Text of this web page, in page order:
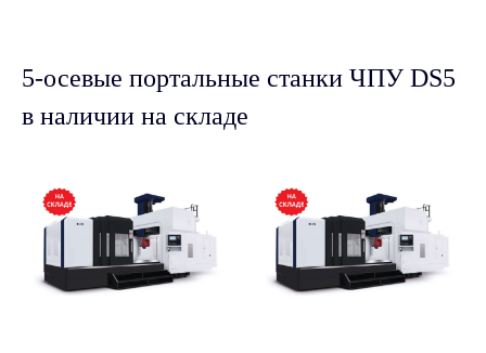
5-осевые портальные станки ЧПУ DS5
в наличии на складе